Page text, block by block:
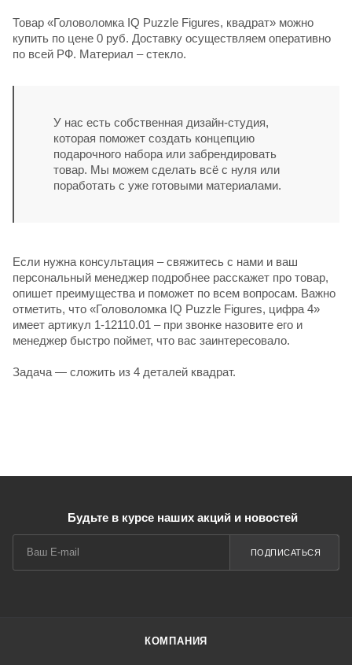
Товар «Головоломка IQ Puzzle Figures, квадрат» можно
купить по цене 0 руб. Доставку осуществляем оперативно
по всей РФ. Материал – стекло.
У нас есть собственная дизайн-студия,
которая поможет создать концепцию
подарочного набора или забрендировать
товар. Мы можем сделать всё с нуля или
поработать с уже готовыми материалами.
Если нужна консультация – свяжитесь с нами и ваш
персональный менеджер подробнее расскажет про товар,
опишет преимущества и поможет по всем вопросам. Важно
отметить, что «Головоломка IQ Puzzle Figures, цифра 4»
имеет артикул 1-12110.01 – при звонке назовите его и
менеджер быстро поймет, что вас заинтересовало.
Задача — сложить из 4 деталей квадрат.
Будьте в курсе наших акций и новостей
ПОДПИСАТЬСЯ
КОМПАНИЯ